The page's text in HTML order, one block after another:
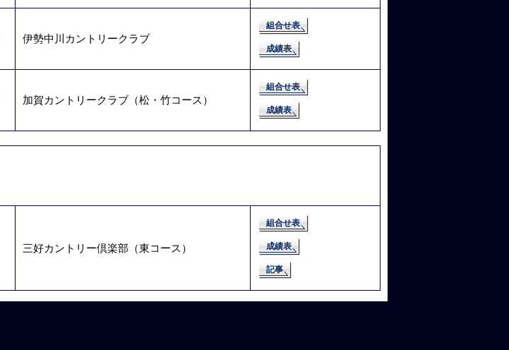
伊勢中川カントリークラブ
組合せ表
成績表
加賀カントリークラブ（松・竹コース）
組合せ表
成績表
三好カントリー倶楽部（東コース）
組合せ表
成績表
記事